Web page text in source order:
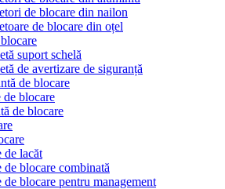
de blocare din nailon
de blocare din oțel
suport schelă
de avertizare de siguranță
de blocare
de blocare
de blocare
de lacăt
de blocare combinată
de blocare pentru management